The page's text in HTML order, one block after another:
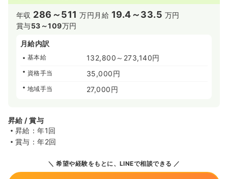
年収 286～511 万円 月給 19.4～33.5 万円
賞与53～109万円
月給内訳
基本給 132,800～273,140円
資格手当 35,000円
地域手当 27,000円
昇給 / 賞与
昇給：年1回
賞与：年2回
希望や経験をもとに、LINEで相談できる